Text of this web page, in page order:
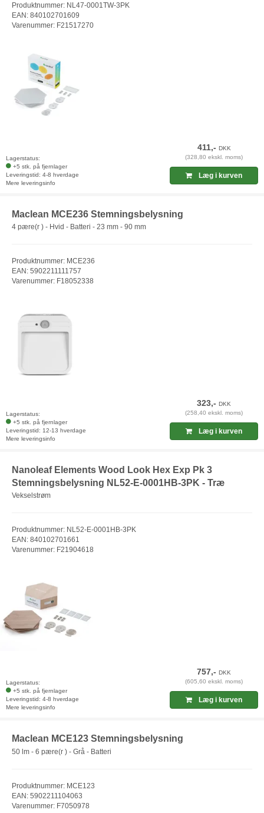
Produktnummer: NL47-0001TW-3PK
EAN: 840102701609
Varenummer: F21517270
Lagerstatus:
+5 stk. på fjernlager
Leveringstid: 4-8 hverdage
Mere leveringsinfo
411,- DKK
(328,80 ekskl. moms)
Læg i kurven
Maclean MCE236 Stemningsbelysning
4 pære(r ) - Hvid - Batteri - 23 mm - 90 mm
Produktnummer: MCE236
EAN: 5902211111757
Varenummer: F18052338
Lagerstatus:
+5 stk. på fjernlager
Leveringstid: 12-13 hverdage
Mere leveringsinfo
323,-DKK
(258,40 ekskl. moms)
Læg i kurven
Nanoleaf Elements Wood Look Hex Exp Pk 3
Stemningsbelysning NL52-E-0001HB-3PK - Træ
Vekselstrøm
Produktnummer: NL52-E-0001HB-3PK
EAN: 840102701661
Varenummer: F21904618
Lagerstatus:
+5 stk. på fjernlager
Leveringstid: 4-8 hverdage
Mere leveringsinfo
757,-DKK
(605,60 ekskl. moms)
Læg i kurven
Maclean MCE123 Stemningsbelysning
50 lm - 6 pære(r ) - Grå - Batteri
Produktnummer: MCE123
EAN: 5902211104063
Varenummer: F7050978